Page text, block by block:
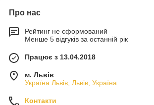
Про нас
Рейтинг не сформований
Менше 5 відгуків за останній рік
Працює з 13.04.2018
м. Львів
Україна Львів, Львів, Україна
Контакти